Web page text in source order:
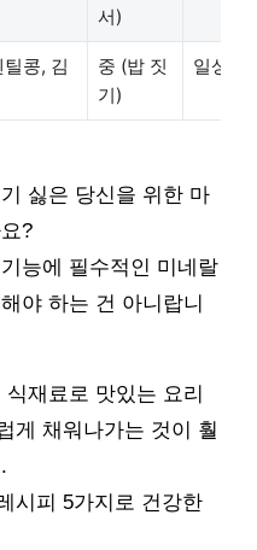
서)
콩, 김
중 (밥 짓
기)
일상 주
싫은 당신을 위한 마
?
능에 필수적인 미네랄
야 하는 건 아니랍니
재료로 맛있는 요리
게 채워나가는 것이 훨
시피 5가지로 건강한